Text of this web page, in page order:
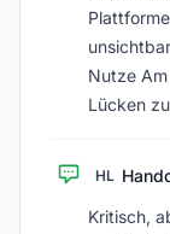
Nutze
Lücken
HL
Kritisch,